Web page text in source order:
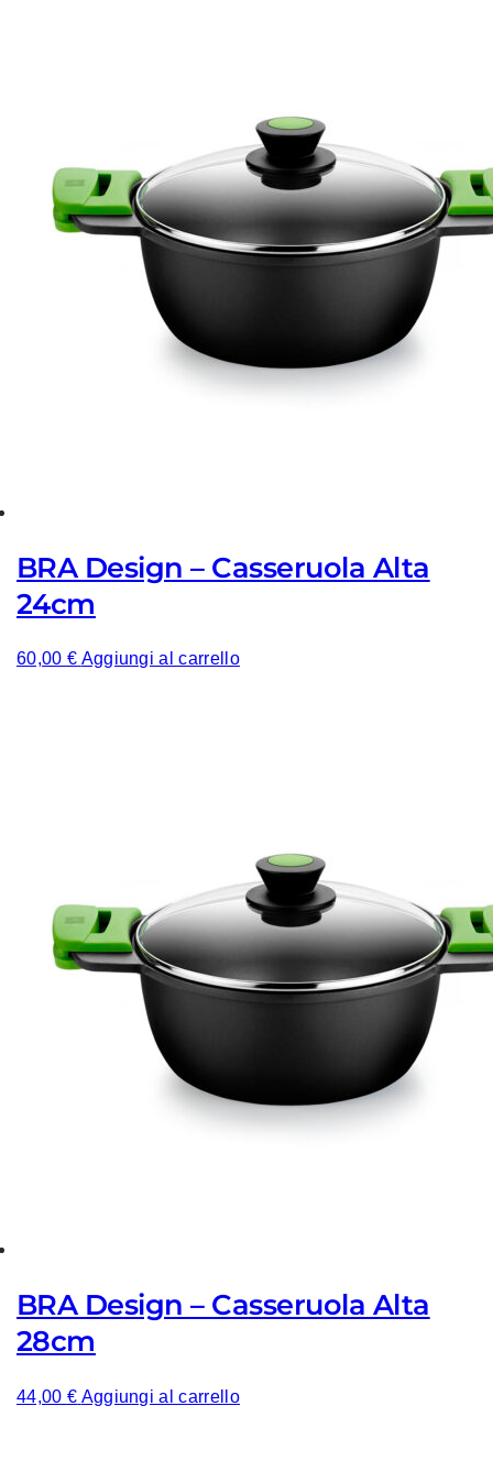
BRA Design – Casseruola Alta
24cm
60,00 € Aggiungi al carrello
BRA Design – Casseruola Alta
28cm
44,00 € Aggiungi al carrello